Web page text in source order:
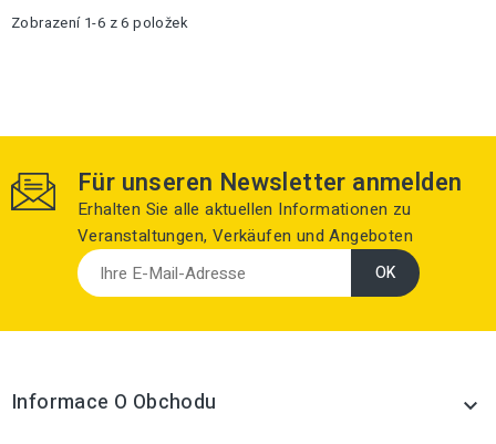
Zobrazení 1-6 z 6 položek
Für unseren Newsletter anmelden
Erhalten Sie alle aktuellen Informationen zu
Veranstaltungen, Verkäufen und Angeboten
Informace O Obchodu 